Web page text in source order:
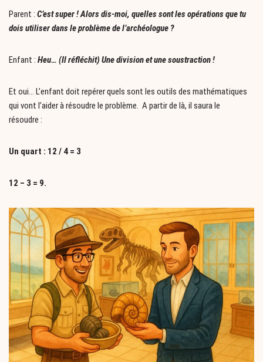
Parent : C’est super ! Alors dis-moi, quelles sont les opérations que tu
dois utiliser dans le problème de l’archéologue ?
Enfant : Heu… (Il réfléchit) Une division et une soustraction !
Et oui… L’enfant doit repérer quels sont les outils des mathématiques
qui vont l’aider à résoudre le problème. A partir de là, il saura le
résoudre :
Un quart : 12 / 4 = 3
12 – 3 = 9.